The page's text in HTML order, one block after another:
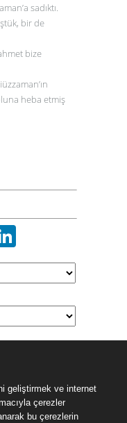
sadıktı.
bir de
bize
heba etmiş
geliştirmek ve internet
çerezler
bu çerezlerin